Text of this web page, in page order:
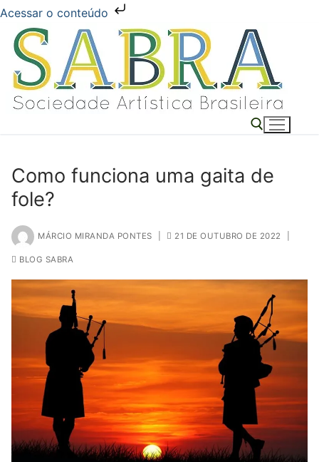
Acessar o conteúdo
Pular
para
conteúdo
Pesquisar por:
Como funciona uma gaita de
fole?
MÁRCIO MIRANDA PONTES 21 DE OUTUBRO DE 2022
BLOG SABRA